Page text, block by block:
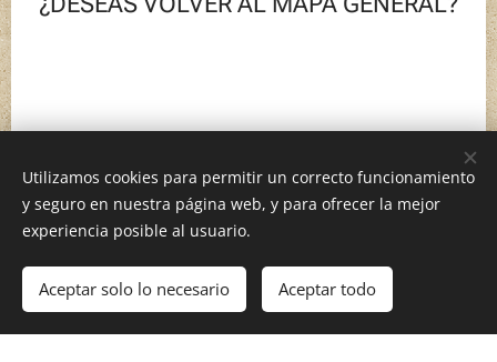
Geografías afectivas, 2026
Webnode Cookies
¡Crea tu página web gratis! Comenzar
Utilizamos cookies para permitir un correcto funcionamiento
y seguro en nuestra página web, y para ofrecer la mejor
experiencia posible al usuario.
Aceptar solo lo necesario Aceptar todo